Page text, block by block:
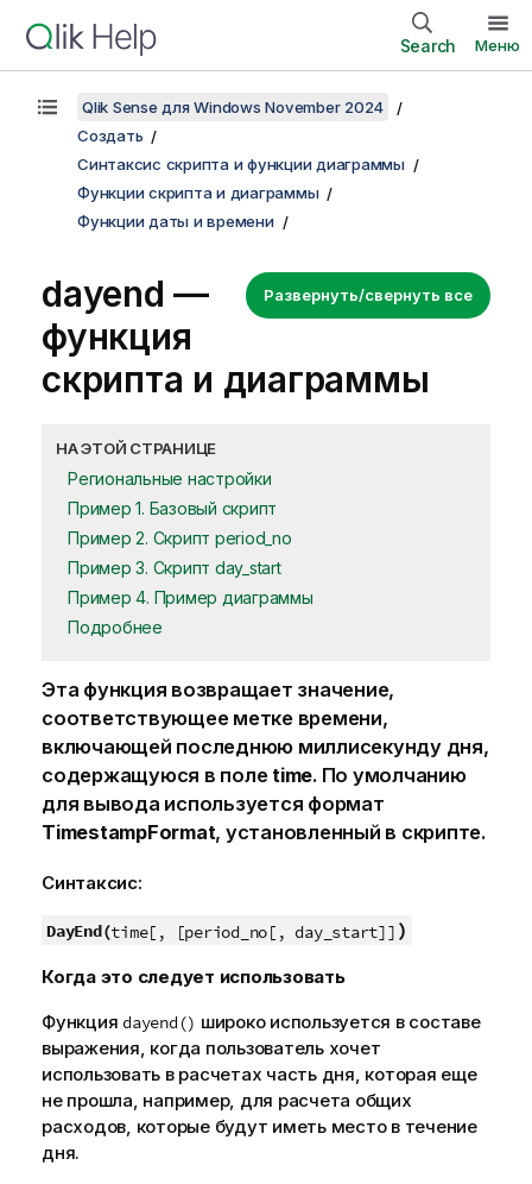
Search Меню
Qlik Sense для Windows November 2024
Создать
Синтаксис скрипта и функции диаграммы
Функции скрипта и диаграммы
Функции даты и времени
Развернуть/свернуть все
dayend —
функция
скриптa и диаграммы
НА ЭТОЙ СТРАНИЦЕ
Региональные настройки
Пример 1. Базовый скрипт
Пример 2. Скрипт period_no
Пример 3. Скрипт day_start
Пример 4. Пример диаграммы
Подробнее
Эта функция возвращает значение,
соответствующее метке времени,
включающей последнюю миллисекунду дня,
содержащуюся в поле time. По умолчанию
для вывода используется формат
TimestampFormat, установленный в скрипте.
Синтаксис:
DayEnd(time[, [period_no[, day_start]] )
Когда это следует использовать
Функция dayend() широко используется в составе
выражения, когда пользователь хочет
использовать в расчетах часть дня, которая еще
не прошла, например, для расчета общих
расходов, которые будут иметь место в течение
дня.